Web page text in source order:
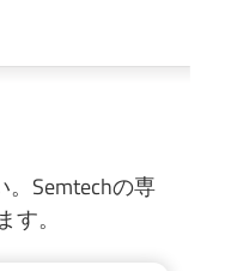
。Semtechの専
。